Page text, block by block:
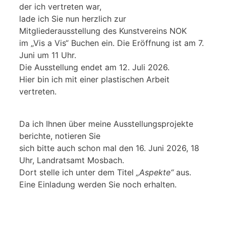
der ich vertreten war,
lade ich Sie nun herzlich zur
Mitgliederausstellung des Kunstvereins NOK
im „Vis a Vis“ Buchen ein. Die Eröffnung ist am 7.
Juni um 11 Uhr.
Die Ausstellung endet am 12. Juli 2026.
Hier bin ich mit einer plastischen Arbeit
vertreten.
Da ich Ihnen über meine Ausstellungsprojekte
berichte, notieren Sie
sich bitte auch schon mal den 16. Juni 2026, 18
Uhr, Landratsamt Mosbach.
Dort stelle ich unter dem Titel „Aspekte“aus.
Eine Einladung werden Sie noch erhalten.